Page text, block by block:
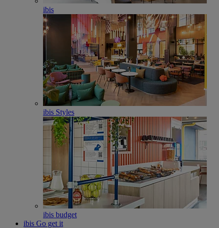
ibis
ibis Styles
ibis budget
ibis Go get it